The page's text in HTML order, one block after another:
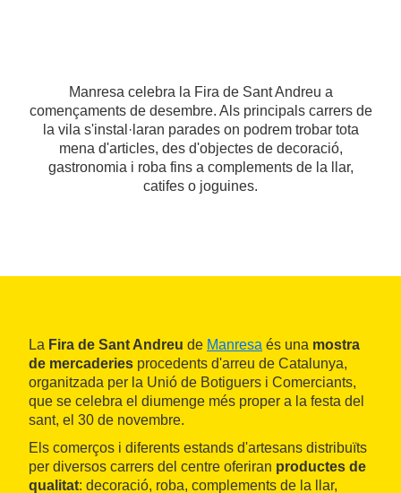
Manresa celebra la Fira de Sant Andreu a
començaments de desembre. Als principals carrers de
la vila s'instal·laran parades on podrem trobar tota
mena d'articles, des d'objectes de decoració,
gastronomia i roba fins a complements de la llar,
catifes o joguines.
La Fira de Sant Andreu de Manresa és una mostra
de mercaderies procedents d'arreu de Catalunya,
organitzada per la Unió de Botiguers i Comerciants,
que se celebra el diumenge més proper a la festa del
sant, el 30 de novembre.
Els comerços i diferents estands d'artesans distribuïts
per diversos carrers del centre oferiran productes de
qualitat: decoració, roba, complements de la llar,